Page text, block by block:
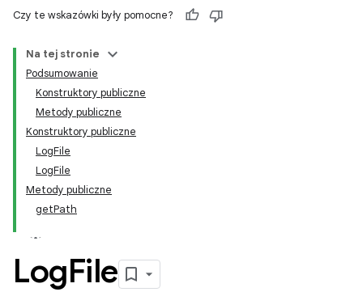
Czy te wskazówki były pomocne?
Na tej stronie
Podsumowanie
Konstruktory publiczne
Metody publiczne
Konstruktory publiczne
LogFile
LogFile
Metody publiczne
getPath
LogFile